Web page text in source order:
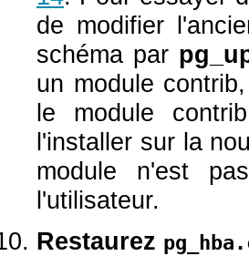
de modifier
schéma par
un module
le module
l'installer sur la
module n'est
l'utilisateur.
Restaurez